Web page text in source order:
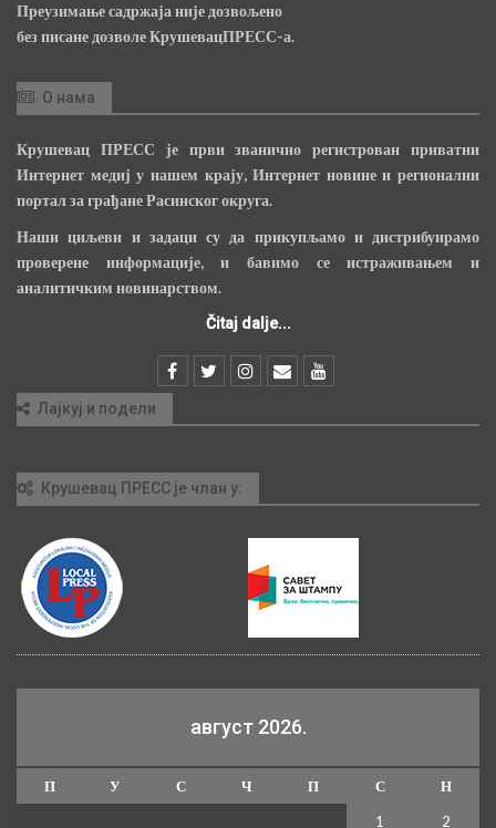
Преузимање садржаја није дозвољено
без писане дозволе КрушевацПРЕСС-а.
О нама
Крушевац ПРЕСС је први званично регистрован приватни
Интернет медиј у нашем крају, Интернет новине и регионални
портал за грађане Расинског округа.
Наши циљеви и задаци су да прикупљамо и дистрибуирамо
проверене информације, и бавимо се истраживањем и
аналитичким новинарством.
Čitaj dalje...
Лајкуј и подели
Крушевац ПРЕСС је члан у:
август 2026.
П У С Ч П С
Н
1
2